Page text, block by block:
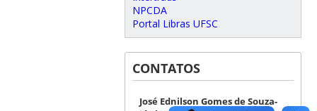
NPCDA
Portal Libras UFSC
CONTATOS
José Ednilson Gomes de Souza-